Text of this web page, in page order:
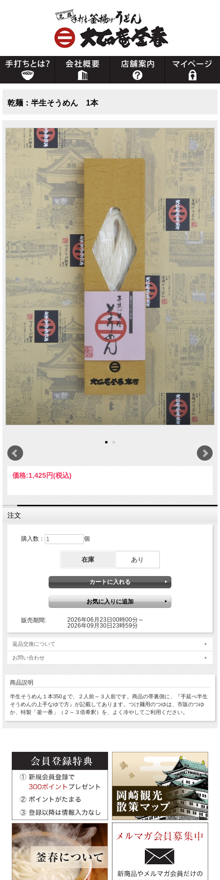
乾麺：半生そうめん 1本
価格:1,425円(税込)
注文
購入数： 個
在庫 あり
販売期間:
2026年06月23日00時00分～
2026年09月30日23時59分
返品交換について
お問い合わせ
商品説明
半生そうめん１本350ｇで、２人前～３人前です。商品の帯裏側に、『手延べ半生
そうめんの上手なゆで方』が記載してあります。つけ麺用のつゆは、市販のつゆ
か、特製「釜一番」（２～３倍希釈）を、よく冷やしてご利用ください。